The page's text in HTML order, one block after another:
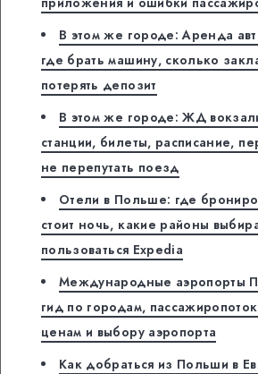
В этом же городе: Аренда
где брать машину, сколько
потерять депозит
В этом же городе: ЖД
станции, билеты, расписание,
не перепутать поезд
Отели в Польше: где
стоит ночь, какие районы
пользоваться Expedia
Международные аэропорты
гид по городам,
ценам и выбору аэропорта
Как добраться из Польши в